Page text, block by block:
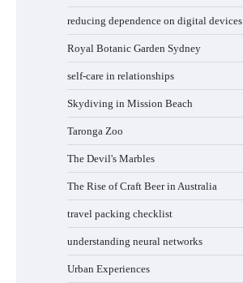
reducing dependence on digital devices
Royal Botanic Garden Sydney
self-care in relationships
Skydiving in Mission Beach
Taronga Zoo
The Devil's Marbles
The Rise of Craft Beer in Australia
travel packing checklist
understanding neural networks
Urban Experiences